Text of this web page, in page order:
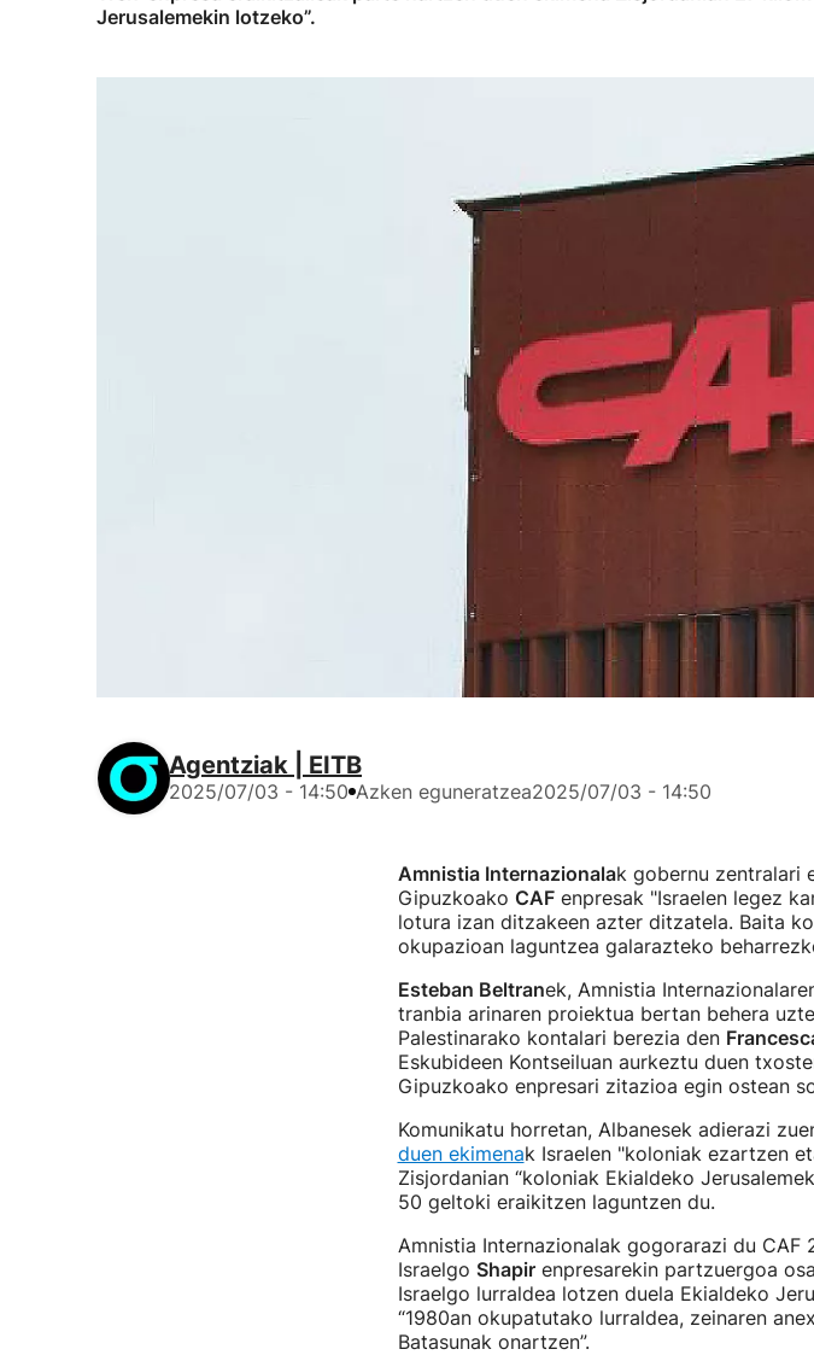
Jerusalemekin lotzeko”.
Agentziak | EITB
2025/07/03 - 14:50 Azken eguneratzea2025/07/03 - 14:50
Amnistia Internazionalak gobernu zentralari
Gipuzkoako CAFenpresak "Israelen legez
lotura izan ditzakeen azter ditzatela. Baita
okupazioan laguntzea galarazteko
Esteban Beltranek, Amnistia
tranbia arinaren proiektua bertan behera
Palestinarako kontalari berezia den
Eskubideen Kontseiluan aurkeztu duen
Gipuzkoako enpresari zitazioa egin ostean
Komunikatu horretan, Albanesek adierazi
duen ekimenak Israelen "koloniak ezartzen
Zisjordanian “koloniak Ekialdeko
50 geltoki eraikitzen laguntzen du.
Amnistia Internazionalak gogorarazi du
Israelgo Shapirenpresarekin partzuergoa
Israelgo lurraldea lotzen duela Ekialdeko
“1980an okupatutako lurraldea, zeinaren
Batasunak onartzen”.